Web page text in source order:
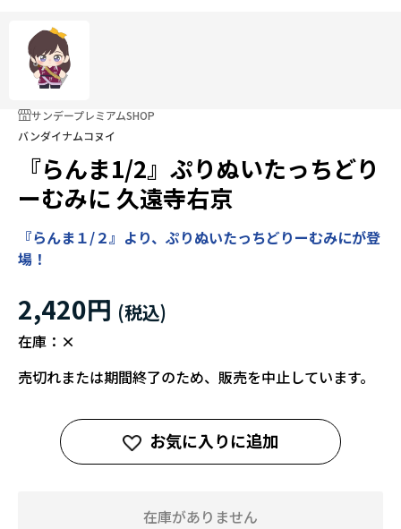
サンデープレミアムSHOP
バンダイナムコヌイ
『らんま1/2』ぷりぬいたっちどり
ーむみに 久遠寺右京
『らんま１/２』より、ぷりぬいたっちどりーむみにが登
場！
2,420円
在庫： ×
売切れまたは期間終了のため、販売を中止しています。
お気に入りに追加
在庫がありません